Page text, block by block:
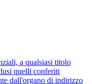
a qualsiasi titolo
quelli conferiti
dall'organo di indirizzo